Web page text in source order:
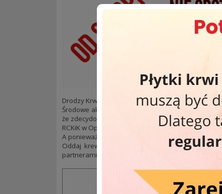
Drodzy Krwiodawcy! Mała zmiana planów od
Środowe akcje poboru krwi pod CH Solaris nie
że zdecydowanie chętniej odwiedzacie nas w
RCKiK w Opolu, ul. Kośnego 55od 7:00 do 14:30.
A ponieważ środa może smakować naprawdę
Oddaj krew, uratuj komuś zdrowie lub życie i
partnerami.